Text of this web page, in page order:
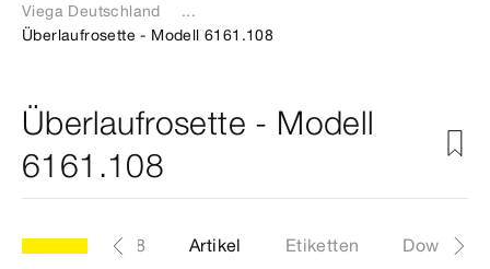
Viega Deutschland
...
Überlaufrosette - Modell 6161.108
Überlaufrosette - Modell
6161.108
Modell 6161.108 Artikel Etiketten